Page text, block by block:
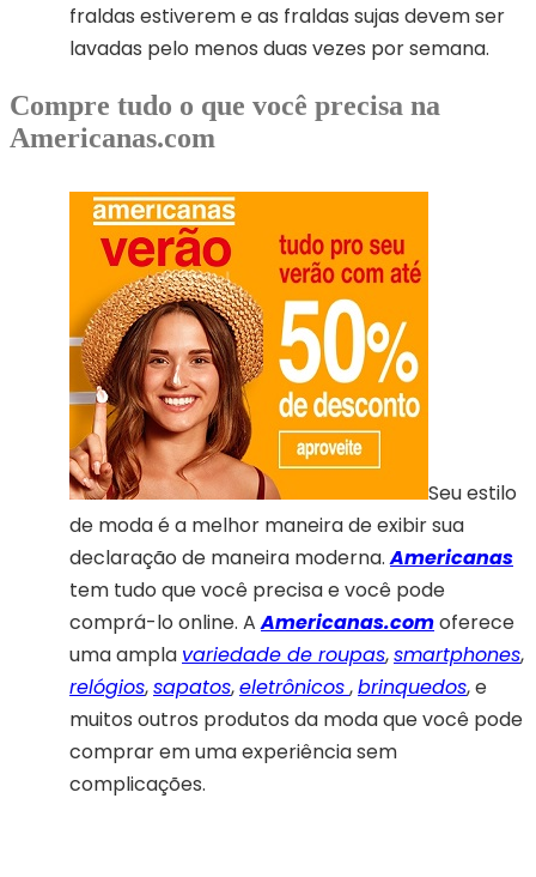
fraldas estiverem e as fraldas sujas devem ser
lavadas pelo menos duas vezes por semana.
Compre tudo o que você precisa na
Americanas.com
Seu estilo
de moda é a melhor maneira de exibir sua
declaração de maneira moderna.Americanas
tem tudo que você precisa e você pode
comprá-lo online. AAmericanas.comoferece
uma ampla variedade de roupas,smartphones,
relógios,sapatos,eletrônicos,brinquedos, e
muitos outros produtos da moda que você pode
comprar em uma experiência sem
complicações.